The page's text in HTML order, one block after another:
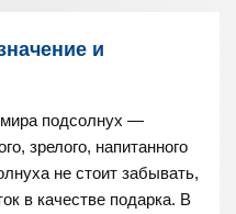
и
мира подсолнух —
зрелого, напитанного
не стоит забывать,
в качестве подарка. В